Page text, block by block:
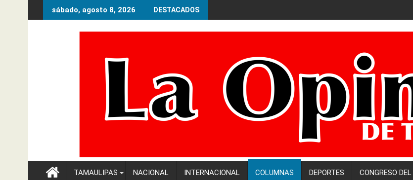
al
sábado, agosto 8, 2026 DESTACADOS
TAMAULIPAS NACIONAL INTERNACIONAL COLUMNAS DEPORTES CONGRESO